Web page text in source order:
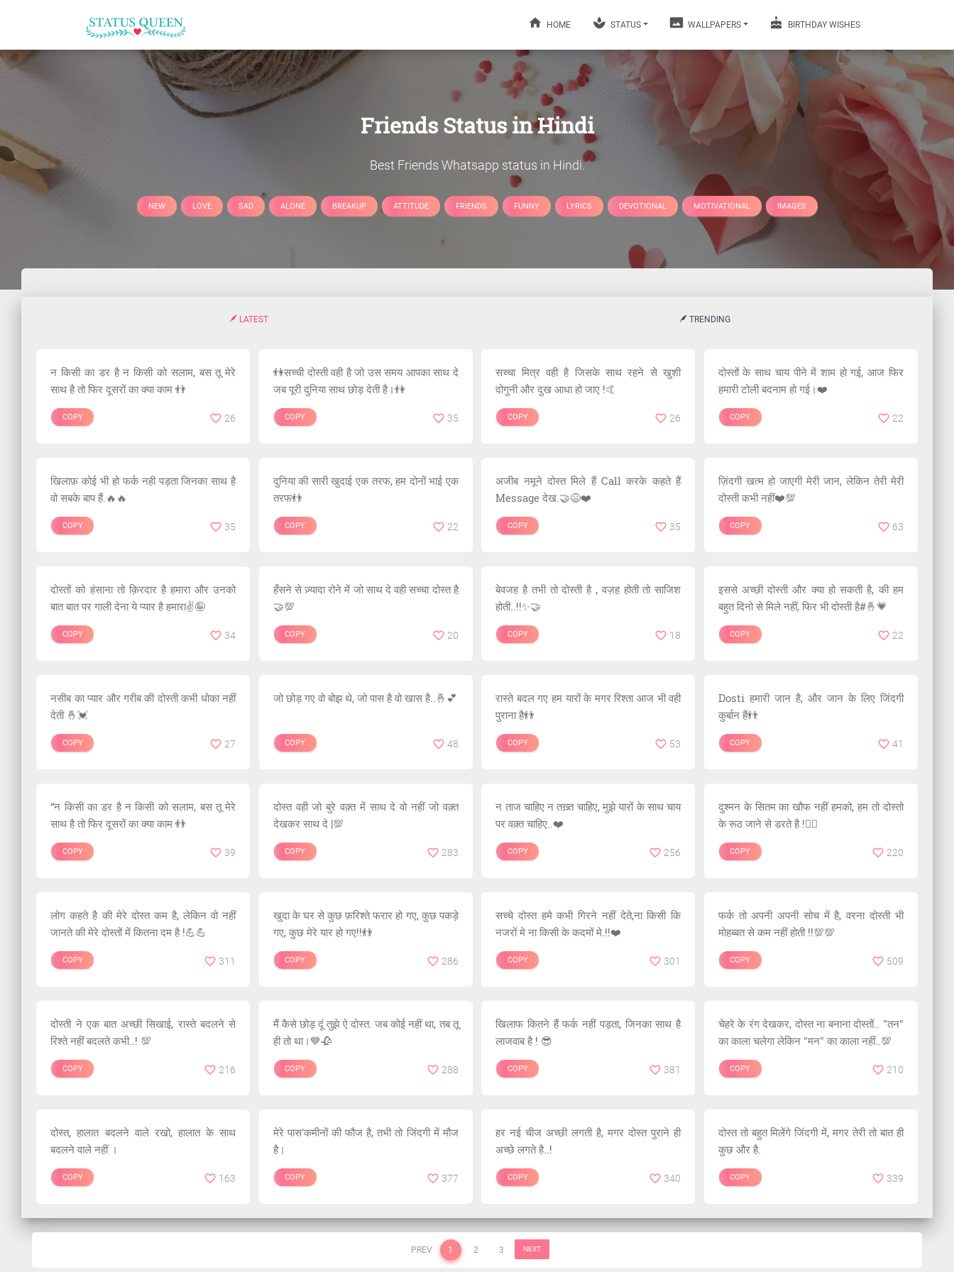
HOME STATUS WALLPAPERS BIRTHDAY WISHES
Friends Status in Hindi
Best Friends Whatsapp status in Hindi.
NEW LOVE SAD ALONE BREAKUP ATTITUDE FRIENDS FUNNY LYRICS DEVOTIONAL MOTIVATIONAL IMAGES
LATEST TRENDING
न किसी का डर है न किसी को सलाम, बस तू मेरे
साथ है तो फिर दूसरों का क्या काम 👬
COPY 26
👫सच्ची दोस्ती वही है जो उस समय आपका साथ दे
जब पूरी दुनिया साथ छोड़ देती है।👫
COPY 35
सच्चा मित्र वही है जिसके साथ रहने से खुशी
दोगुनी और दुख आधा हो जाए !🤙
COPY 26
दोस्तों के साथ चाय पीने में शाम हो गई, आज फिर
हमारी टोली बदनाम हो गई।❤️
COPY 22
खिलाफ़ कोई भी हो फर्क नही पड़ता जिनका साथ है
वो सबके बाप हैं.🔥🔥
COPY 35
दुनिया की सारी खुदाई एक तरफ, हम दोनों भाई एक
तरफ👬
COPY 22
अजीब नमूने दोस्त मिले हैं Call करके कहते हैं
Message देख.🤝😅❤️
COPY 35
ज़िंदगी खत्म हो जाएगी मेरी जान, लेकिन तेरी मेरी
दोस्ती कभी नहीं❤️💯
COPY 63
दोस्तों को हंसाना तो क़िरदार है हमारा और उनको
बात बात पर गाली देना ये प्यार है हमारा✌️🤪
COPY 34
हँसने ‌से ज़्यादा रोने में जो साथ दे वही सच्चा दोस्त है
🤝💯
COPY 20
बेवजह है तभी तो दोस्ती है , वज़ह होती तो साजिश
होती..!!✨🤝
COPY 18
इससे अच्छी दोस्ती और क्या हो सकती है, की हम
बहुत दिनो से मिले नहीं, फिर भी दोस्ती है#🤞💗
COPY 22
नसीब का प्यार और गरीब की दोस्ती कभी धोका नहीं
देती 🤞💓
COPY 27
जो छोड़ गए वो बोझ थे, जो पास है वो खास है..🤞💕
COPY 48
रास्ते बदल गए हम यारों के मगर रिश्ता आज भी वही
पुराना है👬
COPY 53
Dosti हमारी जान है, और जान के लिए जिंदगी
कुर्बान हैं👬
COPY 41
“न किसी का डर है न किसी को सलाम, बस तू मेरे
साथ है तो फिर दूसरों का क्या काम 👬
COPY 39
दोस्त वही जो बुरे वक़्त में साथ दे वो नहीं जो वक़्त
देखकर साथ दे |💯
COPY 283
न ताज चाहिए न तख़्त चाहिए, मुझे यारों के साथ चाय
पर वक़्त चाहिए..❤️
COPY 256
दुश्मन के सितम का खौफ नहीं हमको, हम तो दोस्तो
के रूठ जाने से डरते है !❤️‍🔥
COPY 220
लोग कहते है की मेरे दोस्त कम है, लेकिन वो नहीं
जानते की मेरे दोस्तों में कितना दम है !💪💪
COPY 311
खुदा के घर से कुछ फ़रिश्ते फरार हो गए, कुछ पकड़े
गए, कुछ मेरे यार हो गए!!👬
COPY 286
सच्चे दोस्त हमे कभी गिरने नहीं देते,ना किसी कि
नजरों मे ना किसी के कदमों मे.!!❤️
COPY 301
फर्क तो अपनी अपनी सोच में है, वरना दोस्ती भी
मोहब्बत से कम नहीं होती !!💯💯
COPY 509
दोस्ती ने एक बात अच्छी सिखाई, रास्ते बदलने से
रिश्ते नहीं बदलते कभी..! 💯
COPY 216
मैं कैसे छोड़ दूं तुझे ऐ दोस्त. जब कोई नहीं था, तब तू
ही तो था।💙🥀
COPY 288
खिलाफ कितने हैं फर्क नहीं पड़ता, जिनका साथ है
लाजवाब है ! 😎
COPY 381
चेहरे के रंग देखकर, दोस्त ना बनाना दोस्तों.. "तन"
का काला चलेगा लेकिन "मन" का काला नहीं..💯
COPY 210
दोस्त, हालात बदलने वाले रखो, हालात के साथ
बदलने वाले नहीं ।
COPY 163
मेरे पास'कमीनों की फौज है, तभी तो जिंदगी में मौज
है।
COPY 377
हर नई चीज अच्छी लगती है, मगर दोस्त पुराने ही
अच्छे लगते है..!
COPY 340
दोस्त तो बहुत मिलेंगे जिंदगी में, मगर तेरी तो बात ही
कुछ और है.
COPY 339
PREV 1 2 3 NEXT